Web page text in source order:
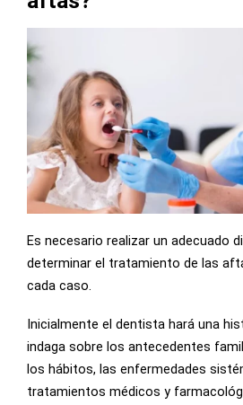
Es necesario realizar un adecuado
determinar el tratamiento de las
cada caso.
Inicialmente el dentista hará una
indaga sobre los antecedentes
los hábitos, las enfermedades
tratamientos médicos y